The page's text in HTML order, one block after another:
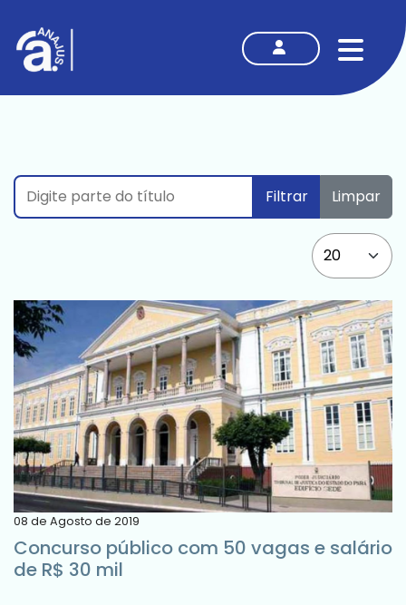
MENU
Digite parte do título
Filtrar Limpar
Mostrar #
08 de Agosto de 2019
Concurso público com 50 vagas e salário
de R$ 30 mil